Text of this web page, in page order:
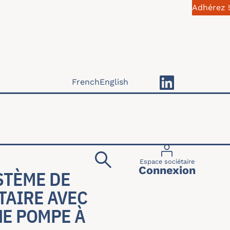
Adhérez !
Menu du
Espace sociétaire
Connexion
FrenchEnglish
DE
AVEC
POMPE À